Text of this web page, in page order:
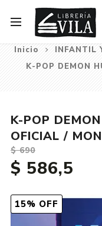
Inicio INFANTIL
K-POP DEMON
15% OFF
K-POP
OFICIAL /
$ 690
$ 586,5